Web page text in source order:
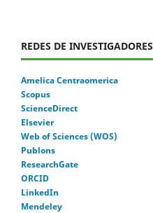
REDES DE INVESTIGADORES
Amelica Centraomerica
Scopus
ScienceDirect
Elsevier
Web of Sciences (WOS)
Publons
ResearchGate
ORCID
LinkedIn
Mendeley